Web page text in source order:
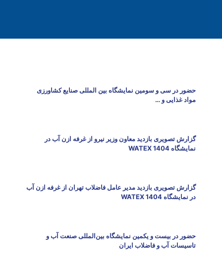
حضور در سی و سومین نمایشگاه بین المللی صنایع کشاورزی
مواد غذایی و …
گزارش تصویری بازدید معاون وزیر نیرو از غرفه ازن آب در
نمایشگاه WATEX 1404
گزارش تصویری بازدید مدیر عامل فاضلاب‌ تهران از غرفه ازن آب
در نمایشگاه WATEX 1404
حضور در بیست و یکمین نمایشگاه بین‌المللی صنعت آب و
تاسیسات آب و فاضلاب ایران